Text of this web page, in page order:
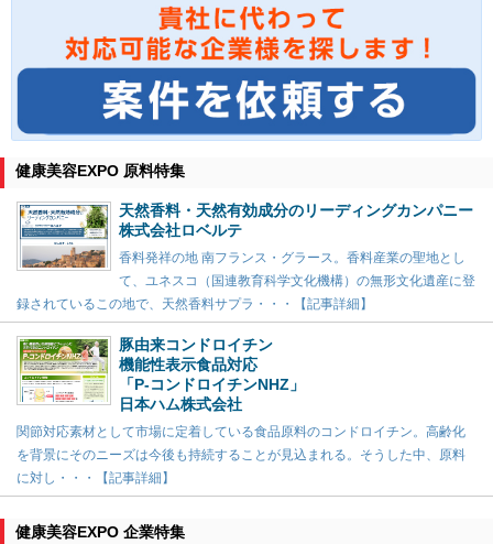
健康美容EXPO 原料特集
天然香料・天然有効成分のリーディングカンパニー
株式会社ロベルテ
香料発祥の地 南フランス・グラース。香料産業の聖地とし
て、ユネスコ（国連教育科学文化機構）の無形文化遺産に登
録されているこの地で、天然香料サプラ・・・【記事詳細】
豚由来コンドロイチン
機能性表示食品対応
「P-コンドロイチンNHZ」
日本ハム株式会社
関節対応素材として市場に定着している食品原料のコンドロイチン。高齢化
を背景にそのニーズは今後も持続することが見込まれる。そうした中、原料
に対し・・・【記事詳細】
健康美容EXPO 企業特集